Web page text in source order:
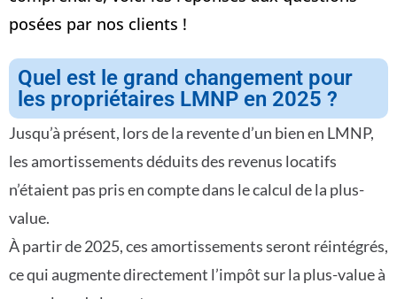
posées par nos clients !
Quel est le grand changement pour
les propriétaires LMNP en 2025 ?
Jusqu’à présent, lors de la revente d’un bien en LMNP,
les amortissements déduits des revenus locatifs
n’étaient pas pris en compte dans le calcul de la plus-
value.
À partir de 2025, ces amortissements seront réintégrés,
ce qui augmente directement l’impôt sur la plus-value à